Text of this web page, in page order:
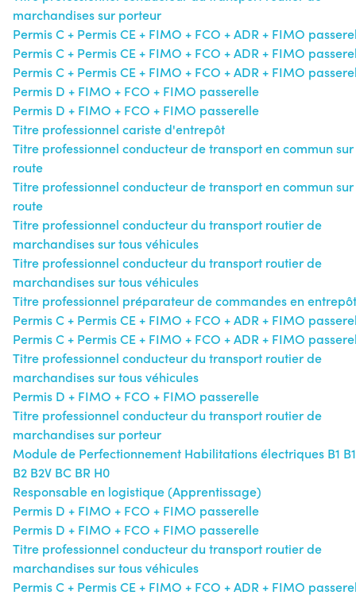
marchandises sur porteur
Permis C + Permis CE + FIMO + FCO + ADR + FIMO
Permis C + Permis CE + FIMO + FCO + ADR + FIMO
Permis C + Permis CE + FIMO + FCO + ADR + FIMO
Permis D + FIMO + FCO + FIMO passerelle
Permis D + FIMO + FCO + FIMO passerelle
Titre professionnel cariste d'entrepôt
Titre professionnel conducteur de transport en commun sur
route
Titre professionnel conducteur de transport en commun sur
route
Titre professionnel conducteur du transport routier de
marchandises sur tous véhicules
Titre professionnel conducteur du transport routier de
marchandises sur tous véhicules
Titre professionnel préparateur de commandes en entrepôt
Permis C + Permis CE + FIMO + FCO + ADR + FIMO
Permis C + Permis CE + FIMO + FCO + ADR + FIMO
Titre professionnel conducteur du transport routier de
marchandises sur tous véhicules
Permis D + FIMO + FCO + FIMO passerelle
Titre professionnel conducteur du transport routier de
marchandises sur porteur
Module de Perfectionnement Habilitations électriques B1
B2 B2V BC BR H0
Responsable en logistique (Apprentissage)
Permis D + FIMO + FCO + FIMO passerelle
Permis D + FIMO + FCO + FIMO passerelle
Titre professionnel conducteur du transport routier de
marchandises sur tous véhicules
Permis C + Permis CE + FIMO + FCO + ADR + FIMO